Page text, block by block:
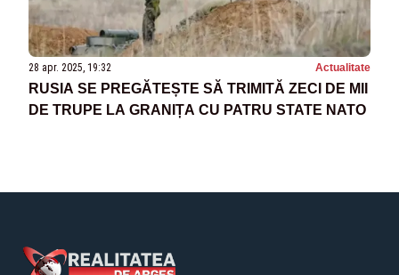
28 apr. 2025, 19:32 Actualitate
RUSIA SE PREGĂTEȘTE SĂ TRIMITĂ ZECI DE MII
DE TRUPE LA GRANIȚA CU PATRU STATE NATO